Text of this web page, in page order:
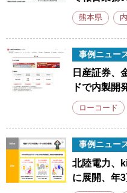
熊本県
事例ニュー
日産証券、
ドで内製開
ローコード
事例ニュー
北陸電力、
に展開、年